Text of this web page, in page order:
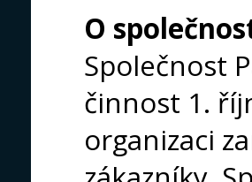
O
Společnost
činnost 1.
organizaci